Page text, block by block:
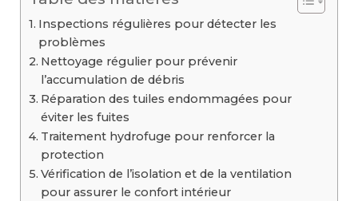
Inspections régulières pour détecter les
problèmes
Nettoyage régulier pour prévenir
l’accumulation de débris
Réparation des tuiles endommagées pour
éviter les fuites
Traitement hydrofuge pour renforcer la
protection
Vérification de l’isolation et de la ventilation
pour assurer le confort intérieur